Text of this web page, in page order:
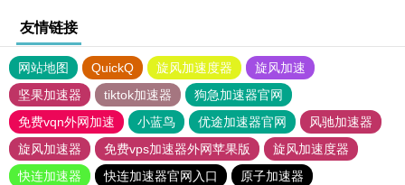
友情链接
网站地图 QuickQ 旋风加速度器
旋风加速
坚果加速器
tiktok加速器
狗急加速器官网
免费vqn外网加速
小蓝鸟 优途加速器官网
风驰加速器
旋风加速器
免费vps加速器外网苹果版
旋风加速度器
快连加速器
快连加速器官网入口
原子加速器